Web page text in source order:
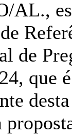
AL.,
de
que